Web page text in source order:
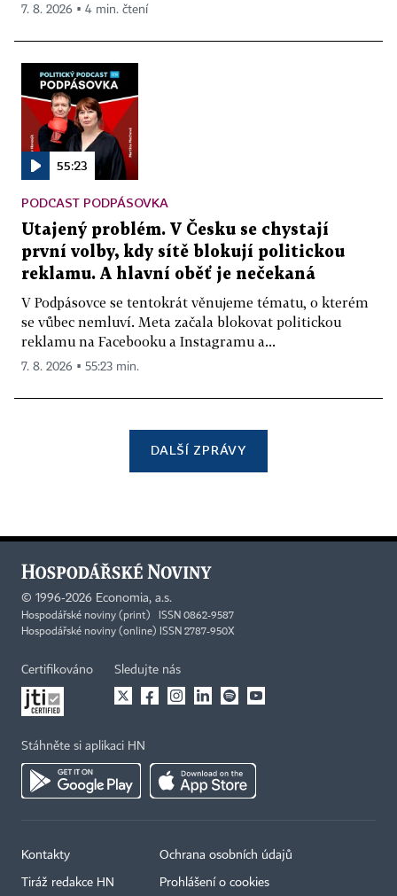
7. 8. 2026 ▪ 4 min. čtení
55:23
PODCAST PODPÁSOVKA
Utajený problém. V Česku se chystají
první volby, kdy sítě blokují politickou
reklamu. A hlavní oběť je nečekaná
V Podpásovce se tentokrát věnujeme tématu, o kterém
se vůbec nemluví. Meta začala blokovat politickou
reklamu na Facebooku a Instagramu a...
7. 8. 2026 ▪ 55:23 min.
DALŠÍ ZPRÁVY
© 1996-2026 Economia, a.s.
Hospodářské noviny (print) ISSN 0862-9587
Hospodářské noviny (online) ISSN 2787-950X
Certifikováno Sledujte nás
Stáhněte si aplikaci HN
Kontakty
Tiráž redakce HN
Ochrana osobních údajů
Prohlášení o cookies